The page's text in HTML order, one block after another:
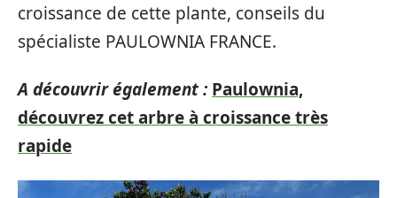
croissance de cette plante, conseils du
spécialiste PAULOWNIA FRANCE.
A découvrir également : Paulownia,
découvrez cet arbre à croissance très
rapide